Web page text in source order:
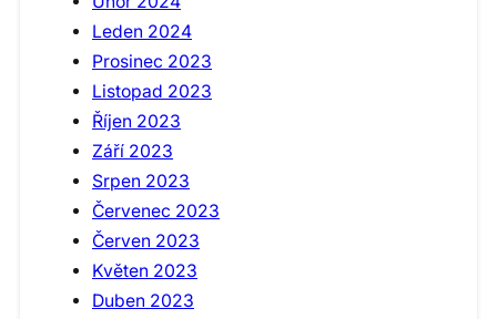
Leden 2024
Prosinec 2023
Listopad 2023
Říjen 2023
Září 2023
Srpen 2023
Červenec 2023
Červen 2023
Květen 2023
Duben 2023